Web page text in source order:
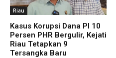
Riau
Kasus Korupsi Dana PI 10
Persen PHR Bergulir, Kejati
Riau Tetapkan 9
Tersangka Baru